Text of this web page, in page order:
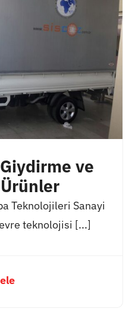
ve
Teknolojileri Sanayi
teknolojisi [...]